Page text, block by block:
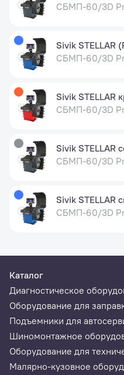
СБМП-60/3D
Sivik STELLAR
СБМП-60/3D
Sivik STELLAR
СБМП-60/3D
Sivik STELLAR
СБМП-60/3D
Sivik STELLAR
СБМП-60/3D
Каталог
Диагностическое
Оборудование для
Подъемники для
Шиномонтажное
Оборудование для
Малярно-кузовное